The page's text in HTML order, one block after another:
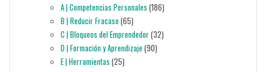
A | Competencias Personales (186)
B | Reducir Fracaso(65)
C | Bloqueos del Emprendedor(32)
D | Formación y Aprendizaje (90)
E | Herramientas (25)